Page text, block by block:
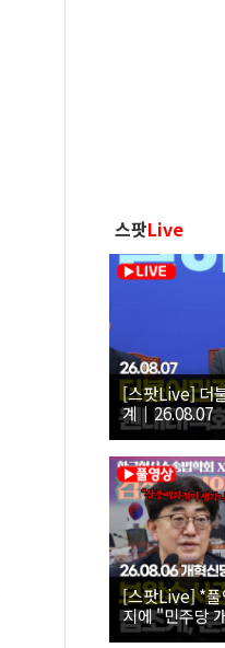
스팟Live
[스팟Live] 더
계｜26.08.07
[스팟Live] *풀
지에 "민주당
26.08.06 개혁